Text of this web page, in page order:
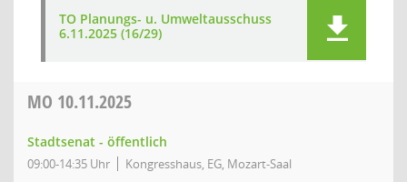
TO Planungs- u. Umweltausschuss
6.11.2025 (16/29)
MO 10.11.2025
Stadtsenat - öffentlich
09:00-14:35 Uhr Kongresshaus, EG, Mozart-Saal